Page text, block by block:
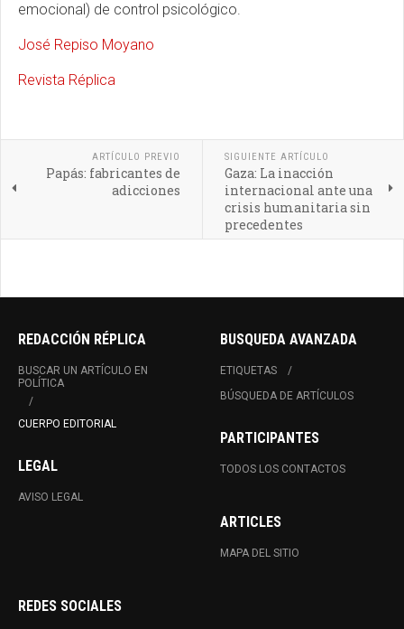
emocional) de control psicológico.
José Repiso Moyano
Revista Réplica
ARTÍCULO PREVIO
Papás: fabricantes de
adicciones
SIGUIENTE ARTÍCULO
Gaza: La inacción
internacional ante una
crisis humanitaria sin
precedentes
REDACCIÓN RÉPLICA
BUSCAR UN ARTÍCULO EN
POLÍTICA
CUERPO EDITORIAL
LEGAL
AVISO LEGAL
BUSQUEDA AVANZADA
ETIQUETAS
BÚSQUEDA DE ARTÍCULOS
PARTICIPANTES
TODOS LOS CONTACTOS
ARTICLES
MAPA DEL SITIO
REDES SOCIALES